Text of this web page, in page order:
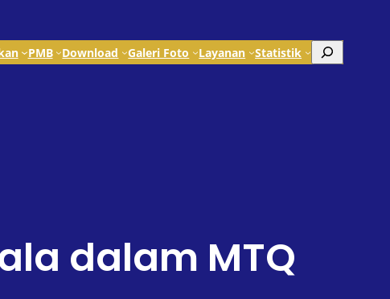
PMB Download Galeri Foto Layanan Statistik Search
dalam MTQ